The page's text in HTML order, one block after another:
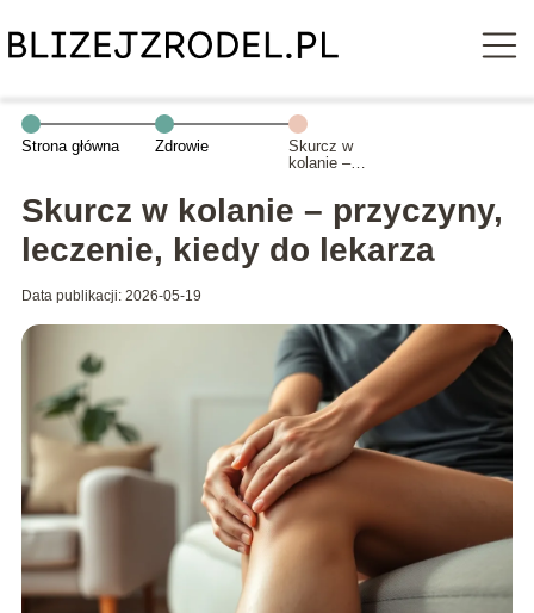
Strona główna Zdrowie
Skurcz w
kolanie –
do lekarza
Skurcz w kolanie – przyczyny,
leczenie, kiedy do lekarza
Data publikacji: 2026-05-19